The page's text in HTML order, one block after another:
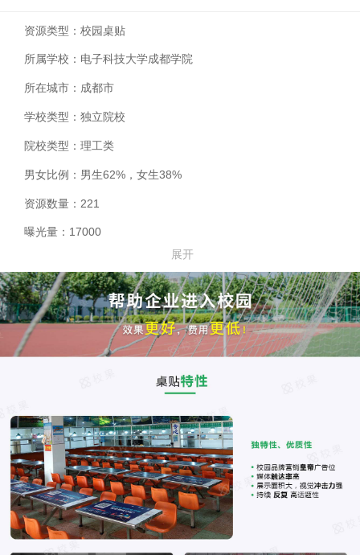
资源类型： 校园桌贴
所属学校： 电子科技大学成都学院
所在城市： 成都市
学校类型： 独立院校
院校类型： 理工类
男女比例： 男生62%，女生38%
资源数量： 221
曝光量： 17000
展开